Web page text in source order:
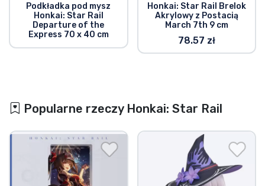
Podkładka pod mysz
Honkai: Star Rail
Departure of the
Express 70 x 40 cm
Honkai: Star Rail Brelok
Akrylowy z Postacią
March 7th 9 cm
78.57 zł
Popularne rzeczy Honkai: Star Rail